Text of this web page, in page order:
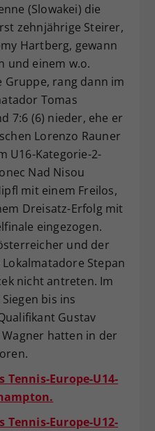
(Slowakei) die
zehnjährige Steirer,
Hartberg, gewann
und einem w.o.
Gruppe, rang dann im
Tomas
7:6 (6) nieder, ehe er
Lorenzo Rauner
U16-Kategorie-2-
Nad Nisou
mit einem Freilos,
Dreisatz-Erfolg mit
eingezogen.
und der
Stepan
nicht antreten. Im
bis ins
Gustav
hatten in der
Tennis-Europe-U14-
Tennis-Europe-U12-